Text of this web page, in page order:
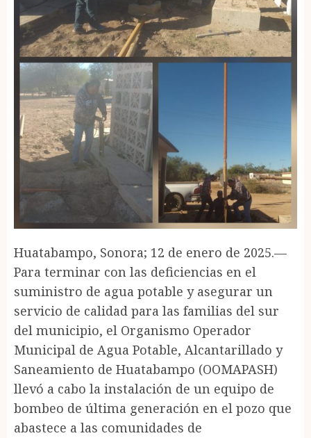
Huatabampo, Sonora; 12 de enero de 2025.—
Para terminar con las deficiencias en el
suministro de agua potable y asegurar un
servicio de calidad para las familias del sur
del municipio, el Organismo Operador
Municipal de Agua Potable, Alcantarillado y
Saneamiento de Huatabampo (OOMAPASH)
llevó a cabo la instalación de un equipo de
bombeo de última generación en el pozo que
abastece a las comunidades de